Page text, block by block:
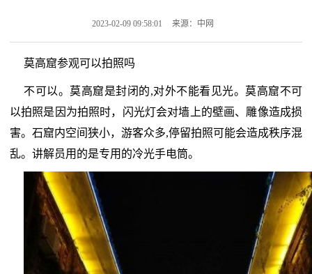
2023-02-09 09:58:01 来源：中网
莫高窟参观可以拍照吗
不可以。莫高窟是封闭的,对外不能看见光。莫高窟不可
以拍照是因为拍照时，闪光灯会对墙上的壁画、雕像造成损
害。石窟内空间狭小，游客众多,停留拍照可能会造成秩序混
乱。讲解员用的是专用的冷光手电筒。